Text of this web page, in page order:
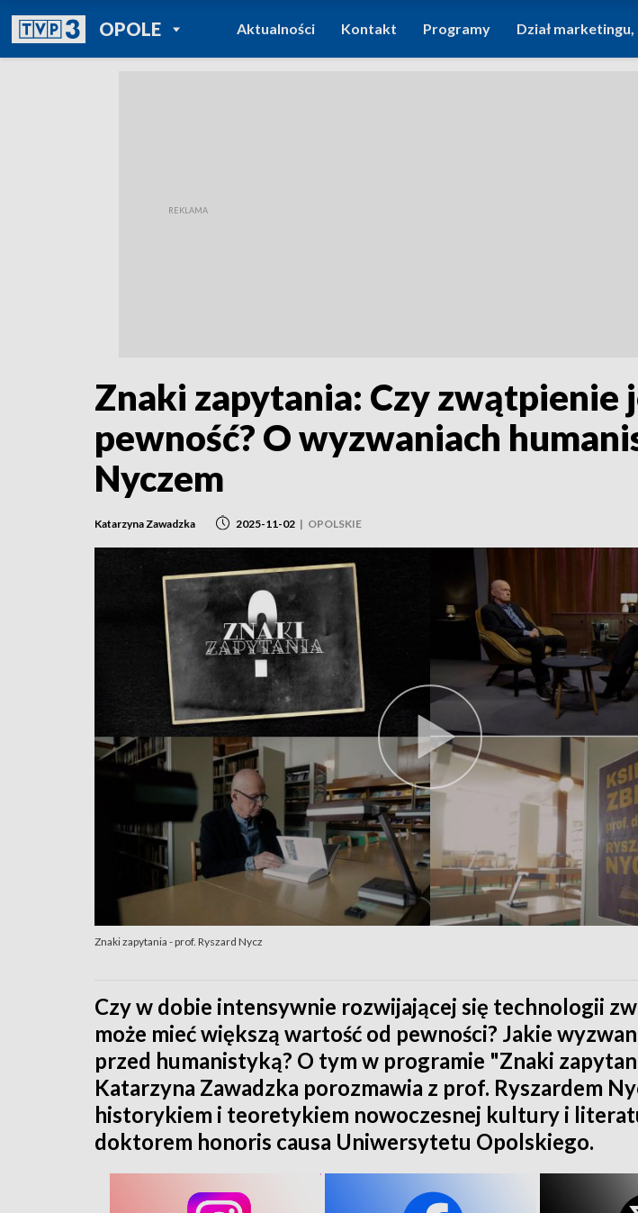
OPOLEPOWRÓT DO
TVP REGIONY
Aktualności Kontakt Programy Dział
Znaki zapytania: Czy zwątpienie
pewność? O wyzwaniach
Nyczem
Katarzyna Zawadzka 2025-11-02 | OPOLSKIE
Znaki zapytania - prof. Ryszard Nycz
Czy w dobie intensywnie rozwijającej się technologii
może mieć większą wartość od pewności? Jakie
przed humanistyką? O tym w programie "Znaki
Katarzyna Zawadzka porozmawia z prof. Ryszardem
historykiem i teoretykiem nowoczesnej kultury i
doktorem honoris causa Uniwersytetu Opolskiego.